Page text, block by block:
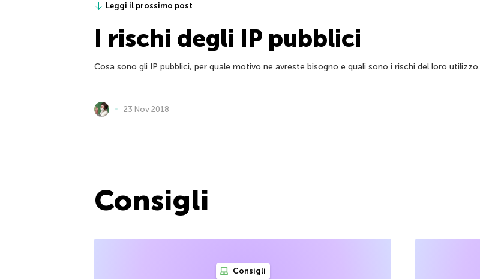
Leggi il prossimo post
I rischi degli IP pubblici
Cosa sono gli IP pubblici, per quale motivo ne avreste bisogno e quali sono i rischi del loro utilizzo.
23 Nov 2018
Consigli
Consigli